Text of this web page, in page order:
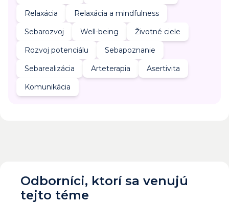
Relaxácia
Relaxácia a mindfulness
Sebarozvoj
Well-being
Životné ciele
Rozvoj potenciálu
Sebapoznanie
Sebarealizácia
Arteterapia
Asertivita
Komunikácia
Odborníci, ktorí sa venujú
tejto téme